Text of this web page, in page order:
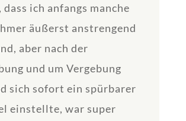
dass ich anfangs manche
äußerst anstrengend
aber nach der
und um Vergebung
sich sofort ein spürbarer
einstellte, war super